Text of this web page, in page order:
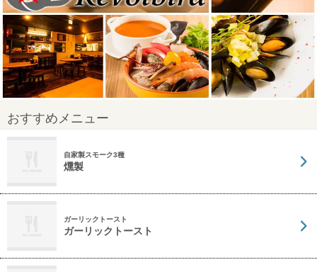
おすすめメニュー
自家製スモーク3種
燻製
ガーリックトースト
ガーリックトースト